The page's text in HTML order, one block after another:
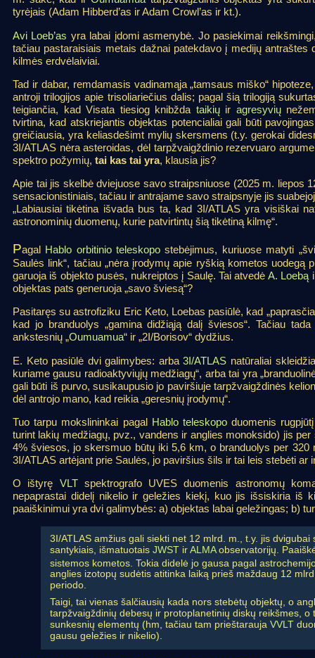
tyrėjais (Adam Hibberd’as ir Adam Crowl’as ir kt.).
Avi Loeb’as yra labai įdomi asmenybė. Jo pasiekimai
tačiau pastaraisiais metais dažnai patekdavo į medijų
kilmės erdvėlaiviai.
Tad ir dabar, remdamasis vadinamąja „tamsaus miško“
antroji trilogijos apie trisoliariečius dalis; pagal šią trilogiją
teigiančia, kad Visata tiesiog knibžda taikiųir agresyvių
tvirtina, kad atskriejantis objektas potencialiai gali būti
greičiausia, yra keliasdešimt mylių skersmens (t.y. gerokai
3I/ATLAS nėra asteroidas, dėl tarpžvaigždinio rezervuaro
spektro požymių, tai kas tai yra, klausia jis?
Apie tai jis skelbė dviejuose savo straipsniuose (2025 m. liepos
sensacionistiniais, tačiau ir antrajame savo straipsnyje jis
„Labiausiai tikėtina išvada bus ta, kad 3I/ATLAS yra visiškai
astronominių duomenų, kurie patvirtintų šią tikėtiną kilmę“.
Pagal Hablo orbitinio teleskopo stebėjimus, kuriuose matyti
Saulės link“, tačiau „nėra įrodymų apie ryškią kometos
garuoja iš objekto pusės, nukreiptos į Saulę. Tai atvedė A. Loebą
objektas pats generuoja „savo šviesą“?
Pasitaręs su astrofiziku Eric Keto, Loebas pasiūlė, kad
kad jo branduolys „gamina didžiąją dalį šviesos“. Tačiau
ankstesnių „Oumuamua“ ir „2I/Borisov“ dydžius.
E. Keto pasiūlė dvi galimybes: arba3I/ATLAS natūraliai
kuriame gausu radioaktyviųjų medžiagų“, arba tai yra
gali būti iš purvo, susikaupusio jo paviršiuje tarpžvaigždinės
dėl antrojo mano, kad reikia „geresnių įrodymų“.
Tuo tarpu mokslininkai pagal Hablo teleskopo duomenis
turint lakių medžiagų, pvz., vandens ir anglies monoksido) jis
4% šviesos, jo skersmuo būtų iki 5,6 km, o branduolys per
3I/ATLAS artėjant prie Saulės, jo paviršius šils ir tai leis stebėti
O ištyrę VLTspektrografo UVES duomenis astronomų
nepaprastai didelį nikelio ir geležies kiekį, kuo jis išsiskiria iš
paaiškinimui yra dvi galimybės: a) objektas labai geležingas; b)
3I/ATLAS amžius gali siekti net 12 mlrd. m., t.y. jis
santykiais, išmatuotais JWST irALMAobservatorijų.
sistemos kometos. Tokia didelė jo gausa pagal
anglies izotopų sudėtis atitinka laiką prieš maždaug 12
periodo.
Taigi, tai vienas šalčiausių kada nors stebėtų objektų, o
tarpžvaigždinių debesų ir protoplanetinių diskų reikšmes,
sunkesnių elementų (hm, tačiau tam prieštarauja VVLT
gausu geležies ir nikelio).